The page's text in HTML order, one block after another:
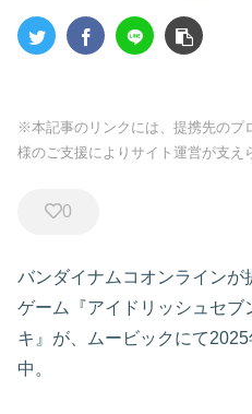
※本記事のリンクには、提携先のプ
様のご支援によりサイト運営が支え
0
バンダイナムコオンライン
ゲーム『アイドリッシュセブ
キ』が、ムービックにて
中。